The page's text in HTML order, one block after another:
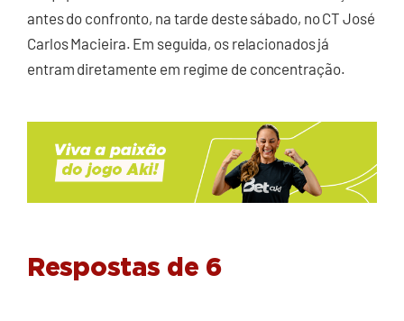
antes do confronto, na tarde deste sábado, no CT José
Carlos Macieira. Em seguida, os relacionados já
entram diretamente em regime de concentração.
Respostas de 6